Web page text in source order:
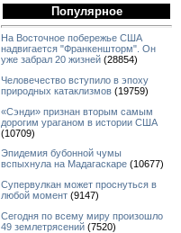
Популярное
На Восточное побережье США
надвигается "Франкеншторм". Он
уже забрал 20 жизней (28854)
Человечество вступило в эпоху
природных катаклизмов (19759)
«Сэнди» признан вторым самым
дорогим ураганом в истории США
(10709)
Эпидемия бубонной чумы
вспыхнула на Мадагаскаре (10677)
Супервулкан может проснуться в
любой момент (9147)
Сегодня по всему миру произошло
49 землетрясений (7520)